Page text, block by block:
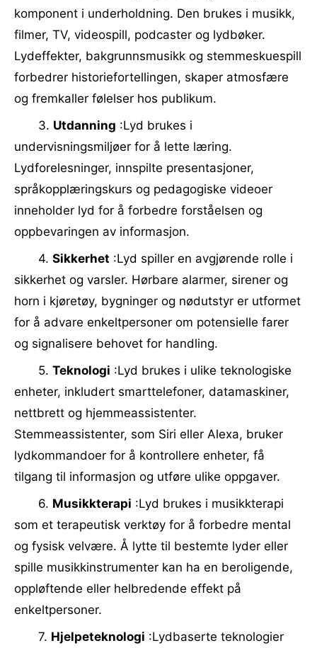
komponent i underholdning. Den brukes i musikk,
filmer, TV, videospill, podcaster og lydbøker.
Lydeffekter, bakgrunnsmusikk og stemmeskuespill
forbedrer historiefortellingen, skaper atmosfære
og fremkaller følelser hos publikum.
3. Utdanning :Lyd brukes i
undervisningsmiljøer for å lette læring.
Lydforelesninger, innspilte presentasjoner,
språkopplæringskurs og pedagogiske videoer
inneholder lyd for å forbedre forståelsen og
oppbevaringen av informasjon.
4. Sikkerhet :Lyd spiller en avgjørende rolle i
sikkerhet og varsler. Hørbare alarmer, sirener og
horn i kjøretøy, bygninger og nødutstyr er utformet
for å advare enkeltpersoner om potensielle farer
og signalisere behovet for handling.
5. Teknologi :Lyd brukes i ulike teknologiske
enheter, inkludert smarttelefoner, datamaskiner,
nettbrett og hjemmeassistenter.
Stemmeassistenter, som Siri eller Alexa, bruker
lydkommandoer for å kontrollere enheter, få
tilgang til informasjon og utføre ulike oppgaver.
6. Musikkterapi :Lyd brukes i musikkterapi
som et terapeutisk verktøy for å forbedre mental
og fysisk velvære. Å lytte til bestemte lyder eller
spille musikkinstrumenter kan ha en beroligende,
oppløftende eller helbredende effekt på
enkeltpersoner.
7. Hjelpeteknologi :Lydbaserte teknologier